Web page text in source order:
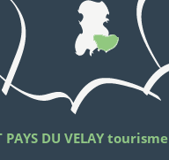
PAYS DU VELAY tourisme